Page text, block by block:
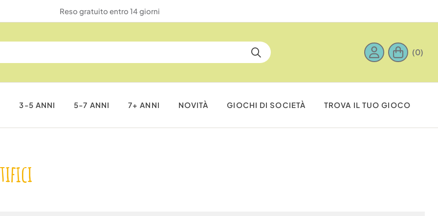
Reso gratuito entro 14 giorni
(0)
3-5 ANNI 5-7 ANNI 7+ ANNI NOVITÀ GIOCHI DI SOCIETÀ TROVA IL TUO GIOCO